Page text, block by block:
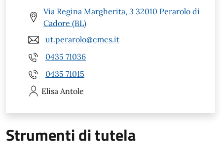
Via Regina Margherita, 3 32010 Perarolo di
Cadore (BL)
ut.perarolo@cmcs.it
0435 71036
0435 71015
Elisa Antole
Strumenti di tutela